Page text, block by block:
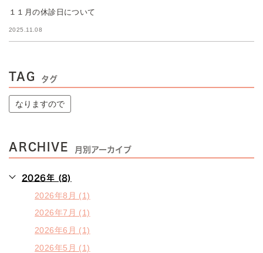
１１月の休診日について
2025.11.08
TAG タグ
なりますので
ARCHIVE 月別アーカイブ
2026年 (8)
2026年8月 (1)
2026年7月 (1)
2026年6月 (1)
2026年5月 (1)